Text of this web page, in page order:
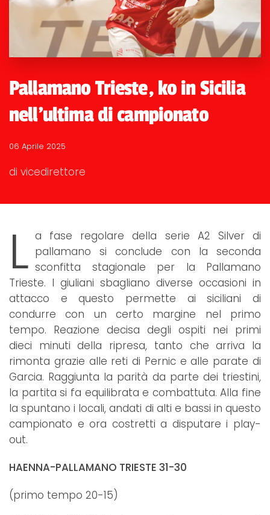
Pallamano Trieste, ko in Sicilia
nell'ultima di campionato
06 Aprile 2025
di vicedirettore
L a fase regolare della serie A2 Silver di
pallamano si conclude con la seconda
sconfitta stagionale per la Pallamano
Trieste. I giuliani sbagliano diverse occasioni in
attacco e questo permette ai siciliani di
condurre con un certo margine nel primo
tempo. Reazione decisa degli ospiti nei primi
dieci minuti della ripresa, tanto che arriva la
rimonta grazie alle reti di Pernic e alle parate di
Garcia. Raggiunta la parità da parte dei triestini,
la partita si fa equilibrata e combattuta. Alla fine
la spuntano i locali, andati di alti e bassi in questo
campionato e ora costretti a disputare i play-
out.
HAENNA-PALLAMANO TRIESTE 31-30
(primo tempo 20-15)